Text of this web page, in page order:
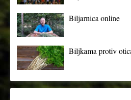
Biljarnica online
Biljkama protiv